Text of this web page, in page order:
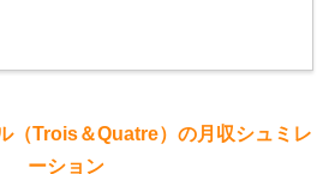
（Trois＆Quatre）の月収シュミレ
ーション